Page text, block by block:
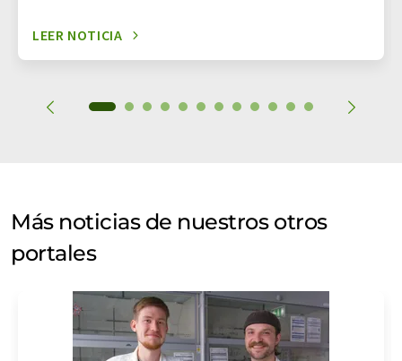
LEER NOTICIA
Más noticias de nuestros otros
portales